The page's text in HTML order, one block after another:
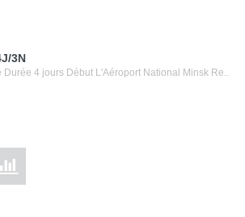
3N
Durée 4 jours Début L'Aéroport National Minsk Re..